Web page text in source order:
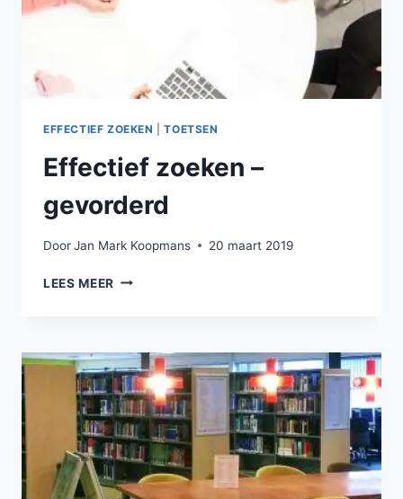
EFFECTIEF ZOEKEN |TOETSEN
Effectief zoeken –
gevorderd
DoorJan Mark Koopmans 20 maart 2019
LEES MEER EFFECTIEF